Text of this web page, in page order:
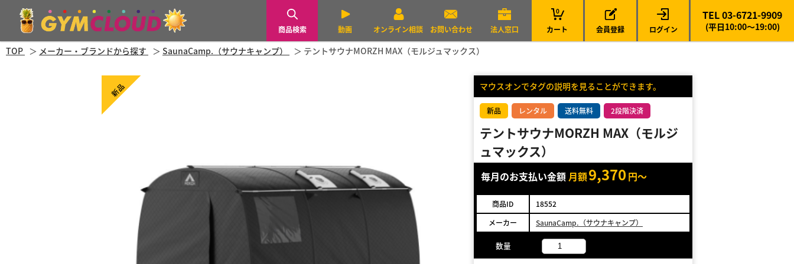
商品検索 動画 オンライン相談 お問い合わせ 法人窓口 カート
0
会員登録 ログイン
TEL 03-6721-9909
(平日10:00～19:00)
TOP メーカー・ブランドから探す SaunaCamp.（サウナキャンプ） テントサウナMORZH MAX（モルジュマックス）
新品 マウスオンでタグの説明を見ることができます。
新品 レンタル 送料無料 2段階決済
テントサウナMORZH MAX（モルジ
ュマックス）
毎月のお支払い金額 月額9,370 円～
商品ID
18552
メーカー
SaunaCamp.（サウナキャンプ）
数量